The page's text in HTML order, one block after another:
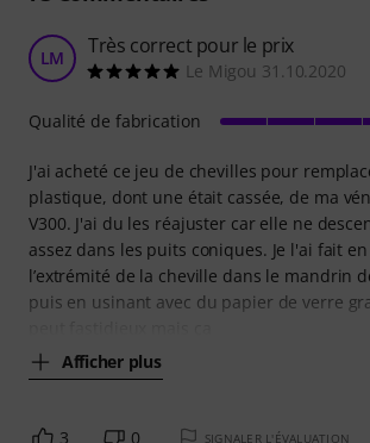
LM Très correct pour le prix
Le Migou 31.10.2020
J'ai acheté ce jeu de chevilles pour
plastique, dont une était cassée, de ma
V300. J'ai du les réajuster car elle ne
assez dans les puits coniques. Je l'ai fait
l’extrémité de la cheville dans le mandrin
puis en usinant avec du papier de verre
Afficher plus
Qualité de fabrication
3 0 SIGNALER L'ÉVALUATION